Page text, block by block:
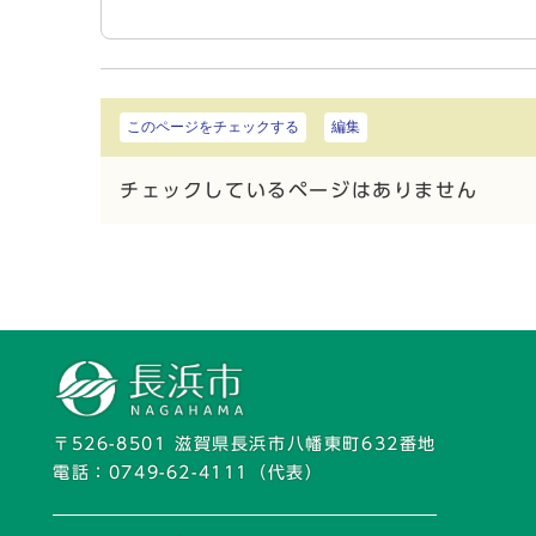
このページをチェックする 編集
チェックしているページはありません
〒526-8501 滋賀県長浜市八幡東町632番地
電話： 0749-62-4111 （代表）